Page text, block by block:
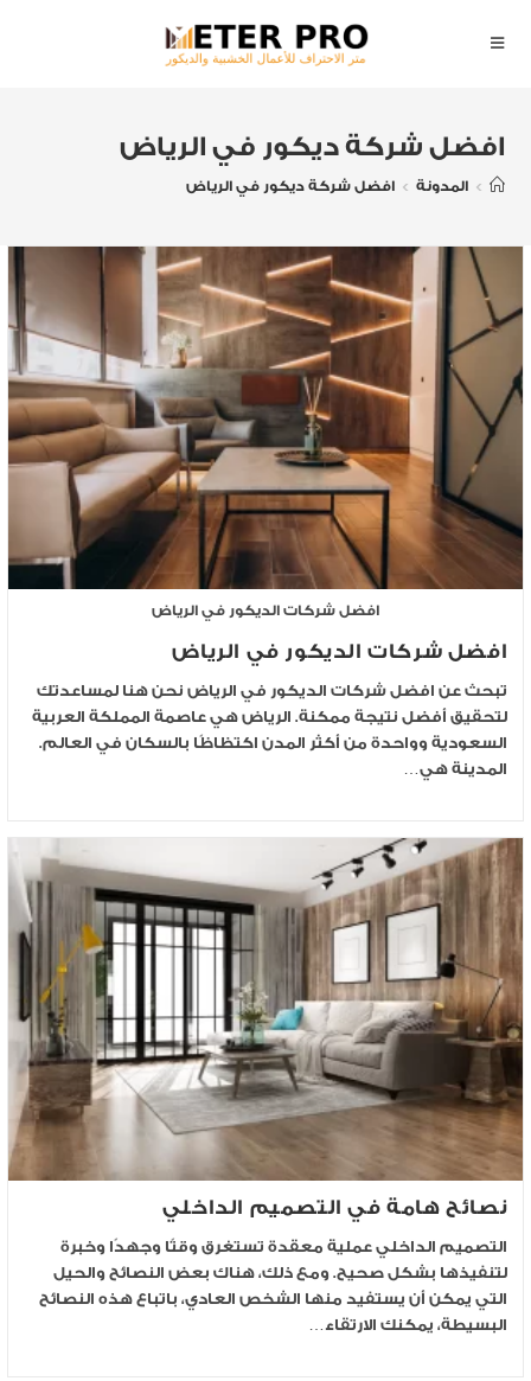
افضل شركة ديكور في الرياض
> المدونة > افضل شركة ديكور في الرياض
افضل شركات الديكور في الرياض
افضل شركات الديكور في الرياض
تبحث عن افضل شركات الديكور في الرياض نحن هنا لمساعدتك
لتحقيق أفضل نتيجة ممكنة. الرياض هي عاصمة المملكة العربية
السعودية وواحدة من أكثر المدن اكتظاظًا بالسكان في العالم.
المدينة هي…
نصائح هامة في التصميم الداخلي
التصميم الداخلي عملية معقدة تستغرق وقتًا وجهدًا وخبرة
لتنفيذها بشكل صحيح. ومع ذلك، هناك بعض النصائح والحيل
التي يمكن أن يستفيد منها الشخص العادي، باتباع هذه النصائح
البسيطة، يمكنك الارتقاء…